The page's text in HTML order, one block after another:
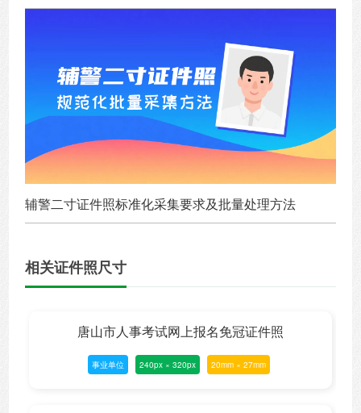
辅警二寸证件照标准化采集要求及批量处理方法
相关证件照尺寸
唐山市人事考试网上报名免冠证件照
事业单位 240px × 320px 20mm × 27mm